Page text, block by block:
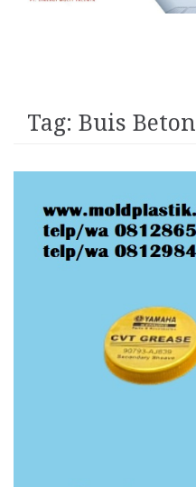
Tag: Buis Beton